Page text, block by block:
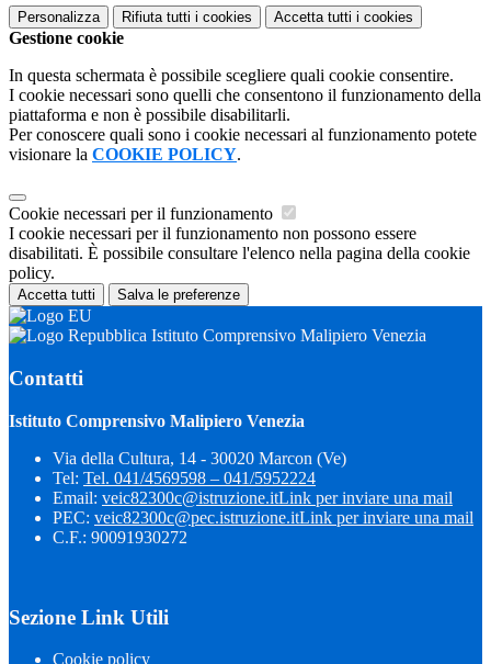
Personalizza Rifiuta tutti i cookies Accetta tutti i cookies
Gestione cookie
In questa schermata è possibile scegliere quali cookie consentire.
I cookie necessari sono quelli che consentono il funzionamento della
piattaforma e non è possibile disabilitarli.
Per conoscere quali sono i cookie necessari al funzionamento potete
visionare la COOKIE POLICY.
Cookie necessari per il funzionamento
I cookie necessari per il funzionamento non possono essere
disabilitati. È possibile consultare l'elenco nella pagina della cookie
policy.
Accetta tutti Salva le preferenze
Istituto Comprensivo Malipiero Venezia
Contatti
Istituto Comprensivo Malipiero Venezia
Via della Cultura, 14 - 30020 Marcon (Ve)
Tel: Tel. 041/4569598 – 041/5952224
Email: veic82300c@istruzione.itLink per inviare una mail
PEC: veic82300c@pec.istruzione.itLink per inviare una mail
C.F.: 90091930272
Sezione Link Utili
Cookie policy